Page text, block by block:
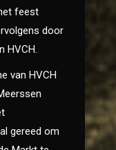
feest
door
HVCH.
van HVCH
gereed om